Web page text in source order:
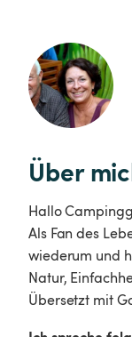
Über
Hallo
Als Fan des
wiederum und
Natur,
Übersetzt mit